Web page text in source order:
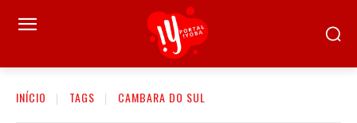
INÍCIO TAGS CAMBARA DO SUL